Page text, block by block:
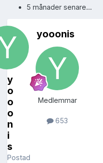
5 månader senare...
y
o
o
o
n
i
s
Postad
yooonis
Medlemmar
653